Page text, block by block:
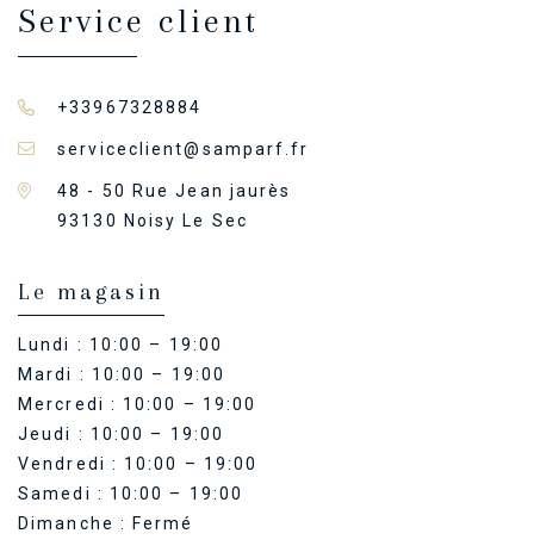
Service client
+33967328884
serviceclient@samparf.fr
48 - 50 Rue Jean jaurès
93130 Noisy Le Sec
Le magasin
Lundi : 10:00 – 19:00
Mardi : 10:00 – 19:00
Mercredi : 10:00 – 19:00
Jeudi : 10:00 – 19:00
Vendredi : 10:00 – 19:00
Samedi : 10:00 – 19:00
Dimanche : Fermé